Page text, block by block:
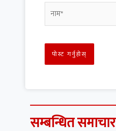
सम्बन्धित समाचार